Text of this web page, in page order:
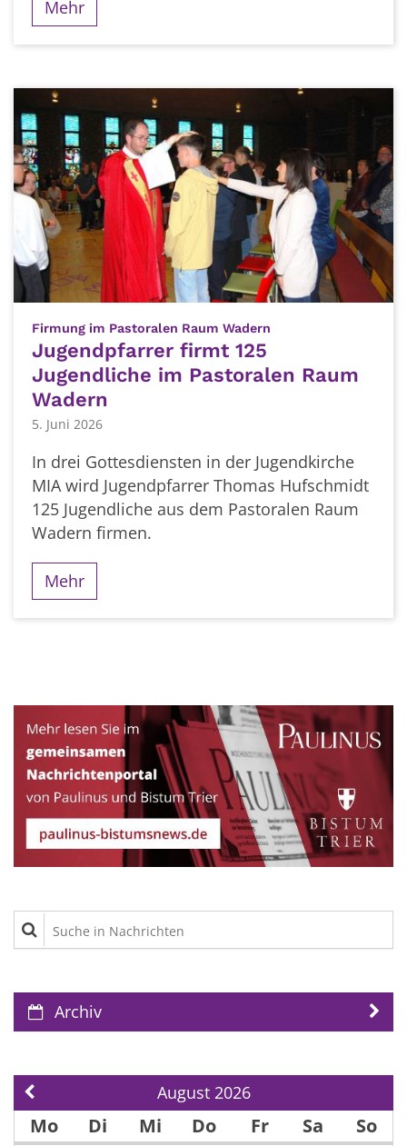
Mehr
Firmung im Pastoralen Raum Wadern
Jugendpfarrer firmt 125
Jugendliche im Pastoralen Raum
Wadern
5. Juni 2026
In drei Gottesdiensten in der Jugendkirche
MIA wird Jugendpfarrer Thomas Hufschmidt
125 Jugendliche aus dem Pastoralen Raum
Wadern firmen.
Mehr
Suche in Nachrichten
Archiv
Vorherige Seite August 2026
Mo Di Mi Do Fr Sa
So